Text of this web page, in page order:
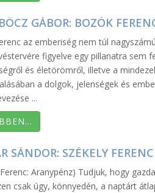
GÁBOR: BOZÓK
az emberiség nem túl
figyelve egy pillanatra sem
és életörömről, illetve a
a dolgok, jelenségek és
...
SÁNDOR: SZÉKELY
Aranypénz) Tudjuk, hogy
csak úgy, könnyedén, a naptárt